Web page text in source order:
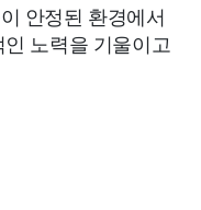
안정된 환경에서
노력을 기울이고